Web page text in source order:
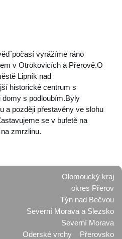
vyrážíme ráno
v Otrokovicích a Přerově.O
Lipník nad
historické centrum s
s podloubím.Byly
a později přestavěny ve slohu
se v bufetě na
zmrzlinu.
Olomoucký kraj
okres Přerov
Týn nad Bečvou
Severní Morava a Slezsko
Severní Morava
Oderské vrchy
Přerovsko